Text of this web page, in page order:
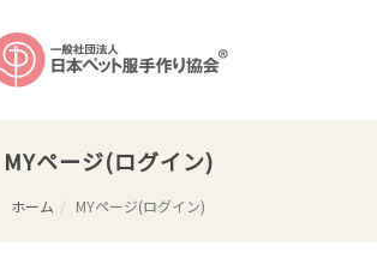
MYページ(ログイン)
ホーム MYページ(ログイン)